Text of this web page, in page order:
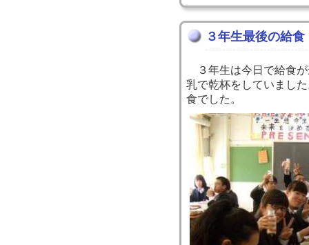
３年生最後の給食
３年生は今日で給食が
乳で乾杯をしていまし
食でした。